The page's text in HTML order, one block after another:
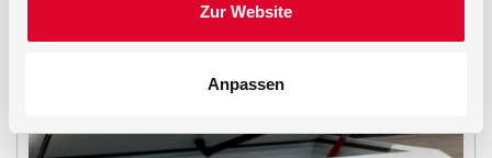
Zur Website
Anpassen